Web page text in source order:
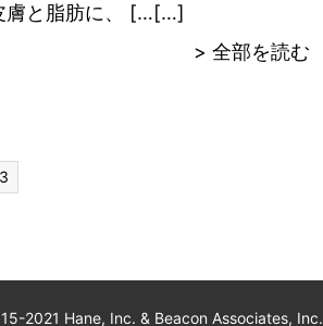
膚と脂肪に、 […
> 全部を読む
3
2021 Hane, Inc. & Beacon Associates, Inc.